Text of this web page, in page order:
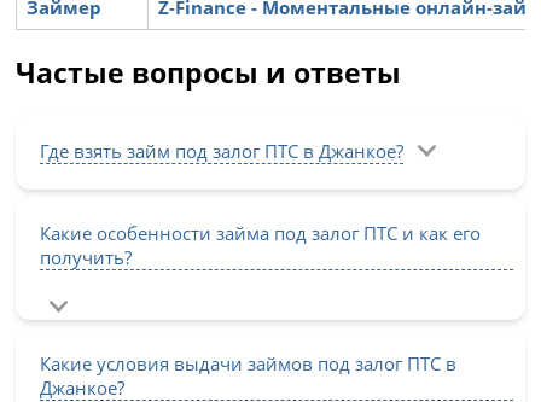
Займер Z-Finance - Моментальные онлайн-
Частые вопросы и ответы
Где взять займ под залог ПТС в Джанкое?
Какие особенности займа под залог ПТС и как его
получить?
Какие условия выдачи займов под залог ПТС в
Джанкое?